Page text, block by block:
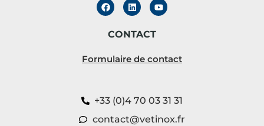
CONTACT
Formulaire de contact
+33 (0)4 70 03 31 31
contact@vetinox.fr